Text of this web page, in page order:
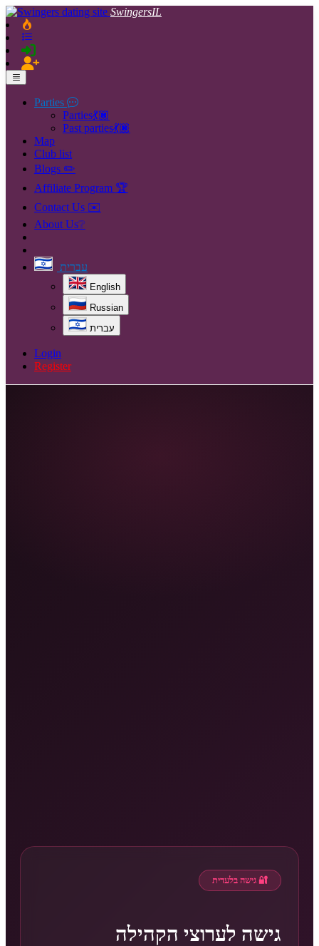
SwingersIL
Parties
Parties💃🏿
Past parties💃🏿
Map
Club list
Blogs ✏️
Affiliate Program 🏆
Contact Us ✉️
About Us❔
עברית
English
Russian
עברית
Login
Register
🔐 גישה בלעדית
גישה לערוצי הקהילה